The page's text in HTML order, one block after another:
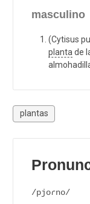
masculino
(Cytisus
planta de
plantas
/pjoɾno/